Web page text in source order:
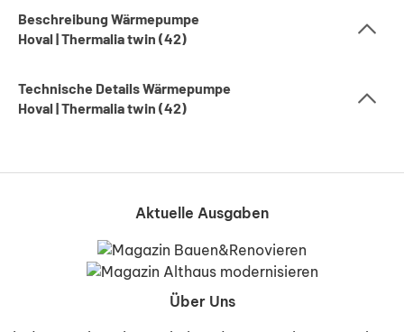
Beschreibung Wärmepumpe
Hoval | Thermalia twin (42)
Technische Details Wärmepumpe
Hoval | Thermalia twin (42)
Aktuelle Ausgaben
Über Uns